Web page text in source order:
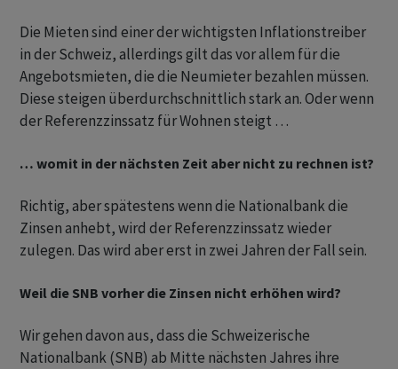
Die Mieten sind einer der wichtigsten Inflationstreiber
in der Schweiz, allerdings gilt das vor allem für die
Angebotsmieten, die die Neumieter bezahlen müssen.
Diese steigen überdurchschnittlich stark an. Oder wenn
der Referenzzinssatz für Wohnen steigt …
… womit in der nächsten Zeit aber nicht zu rechnen ist?
Richtig, aber spätestens wenn die Nationalbank die
Zinsen anhebt, wird der Referenzzinssatz wieder
zulegen. Das wird aber erst in zwei Jahren der Fall sein.
Weil die SNB vorher die Zinsen nicht erhöhen wird?
Wir gehen davon aus, dass die Schweizerische
Nationalbank (SNB) ab Mitte nächsten Jahres ihre